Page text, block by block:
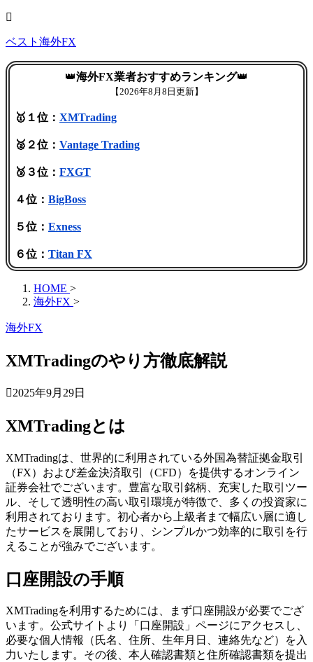
ベスト海外FX
👑海外FX業者おすすめランキング👑
【2026年8月8日更新】
🥇１位： XMTrading
🥈２位： Vantage Trading
🥉３位： FXGT
４位： BigBoss
５位： Exness
６位： Titan FX
HOME >
海外FX >
海外FX
XMTradingのやり方徹底解説
2025年9月29日
XMTradingとは
XMTradingは、世界的に利用されている外国為替証拠金取引
（FX）および差金決済取引（CFD）を提供するオンライン
証券会社でございます。豊富な取引銘柄、充実した取引ツー
ル、そして透明性の高い取引環境が特徴で、多くの投資家に
利用されております。初心者から上級者まで幅広い層に適し
たサービスを展開しており、シンプルかつ効率的に取引を行
えることが強みでございます。
口座開設の手順
XMTradingを利用するためには、まず口座開設が必要でござ
います。公式サイトより「口座開設」ページにアクセスし、
必要な個人情報（氏名、住所、生年月日、連絡先など）を入
力いたします。その後、本人確認書類と住所確認書類を提出